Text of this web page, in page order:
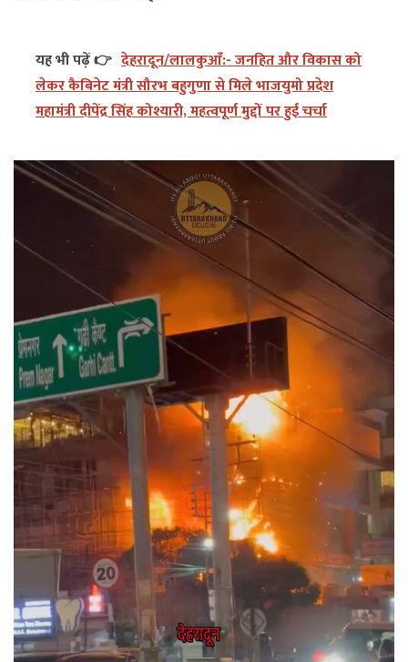
यह भी पढ़ें 👉 देहरादून/लालकुआँ:- जनहित और विकास को
लेकर कैबिनेट मंत्री सौरभ बहुगुणा से मिले भाजयुमो प्रदेश
महामंत्री दीपेंद्र सिंह कोश्यारी, महत्वपूर्ण मुद्दों पर हुई चर्चा